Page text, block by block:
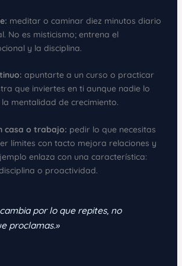
meditar o caminar diez minutos diario
No es misticismo; entrena el
y la disciplina.
apuntarte a un curso o practicar
que inviertes en ti aunque nadie lo
mentalidad de crecimiento.
casa o trabajo: pedir lo que necesitas
límites con tacto mejora relaciones y
enlaza con una característica:
o proactividad.
por lo que repites, no
proclamas.»